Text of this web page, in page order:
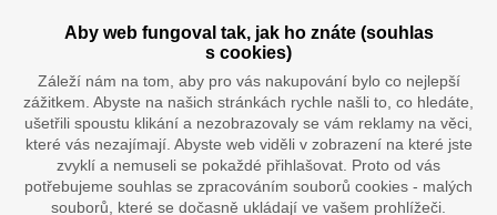
Doprava vaším oblíbeným dopravcem
Aby web fungoval tak, jak ho znáte (souhlas
s cookies)
Záleží nám na tom, aby pro vás nakupování bylo co nejlepší
zážitkem. Abyste na našich stránkách rychle našli to, co hledáte,
ušetřili spoustu klikání a nezobrazovaly se vám reklamy na věci,
které vás nezajímají. Abyste web viděli v zobrazení na které jste
zvyklí a nemuseli se pokaždé přihlašovat. Proto od vás
potřebujeme souhlas se zpracováním souborů cookies - malých
souborů, které se dočasně ukládají ve vašem prohlížeči.